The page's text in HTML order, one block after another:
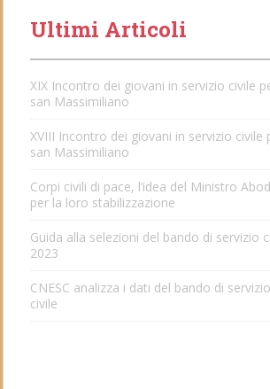
Ultimi Articoli
XIX Incontro dei giovani in servizio civile
san Massimiliano
XVIII Incontro dei giovani in servizio civile
san Massimiliano
Corpi civili di pace, l’idea del Ministro
per la loro stabilizzazione
Guida alla selezioni del bando di servizio
2023
CNESC analizza i dati del bando di servizio
civile